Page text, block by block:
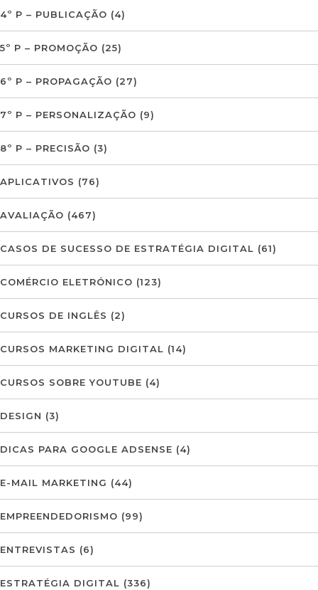
4º P – PUBLICAÇÃO (4)
5º P – PROMOÇÃO (25)
6º P – PROPAGAÇÃO (27)
7º P – PERSONALIZAÇÃO (9)
8º P – PRECISÃO (3)
APLICATIVOS (76)
AVALIAÇÃO (467)
CASOS DE SUCESSO DE ESTRATÉGIA DIGITAL (61)
COMÉRCIO ELETRÓNICO (123)
CURSOS DE INGLÊS (2)
CURSOS MARKETING DIGITAL (14)
CURSOS SOBRE YOUTUBE (4)
DESIGN (3)
DICAS PARA GOOGLE ADSENSE (4)
E-MAIL MARKETING (44)
EMPREENDEDORISMO (99)
ENTREVISTAS (6)
ESTRATÉGIA DIGITAL (336)